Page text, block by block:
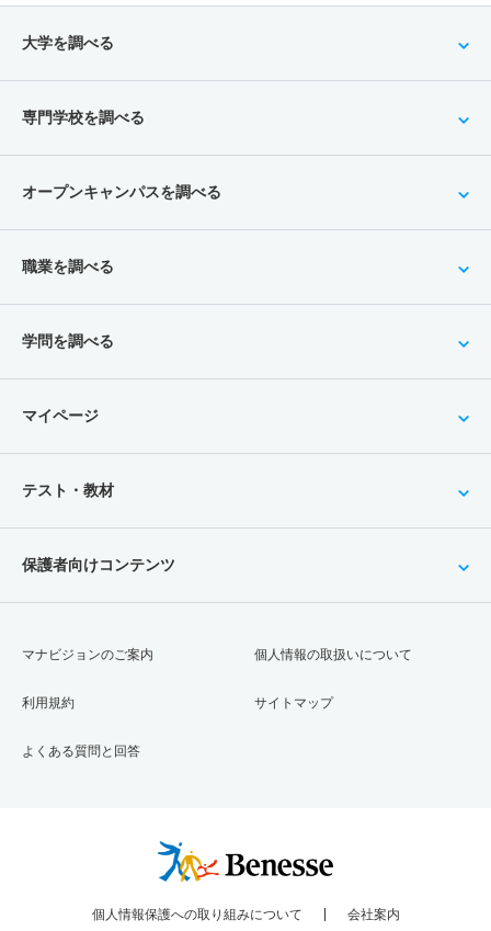
大学を調べる
専門学校を調べる
オープンキャンパスを調べる
職業を調べる
学問を調べる
マイページ
テスト・教材
保護者向けコンテンツ
マナビジョンのご案内
利用規約
よくある質問と回答
個人情報の取扱いについて
サイトマップ
個人情報保護への取り組みについて 会社案内